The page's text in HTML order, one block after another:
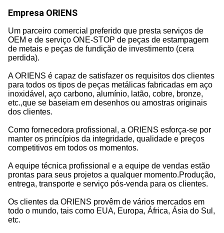
Empresa ORIENS
Um parceiro comercial preferido que presta serviços de
OEM e de serviço ONE-STOP de peças de estampagem
de metais e peças de fundição de investimento (cera
perdida).
A ORIENS é capaz de satisfazer os requisitos dos clientes
para todos os tipos de peças metálicas fabricadas em aço
inoxidável, aço carbono, alumínio, latão, cobre, bronze,
etc.,que se baseiam em desenhos ou amostras originais
dos clientes.
Como fornecedora profissional, a ORIENS esforça-se por
manter os princípios da integridade, qualidade e preços
competitivos em todos os momentos.
A equipe técnica profissional e a equipe de vendas estão
prontas para seus projetos a qualquer momento.Produção,
entrega, transporte e serviço pós-venda para os clientes.
Os clientes da ORIENS provêm de vários mercados em
todo o mundo, tais como EUA, Europa, África, Ásia do Sul,
etc.